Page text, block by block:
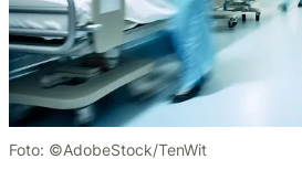
Foto: ©AdobeStock/TenWit